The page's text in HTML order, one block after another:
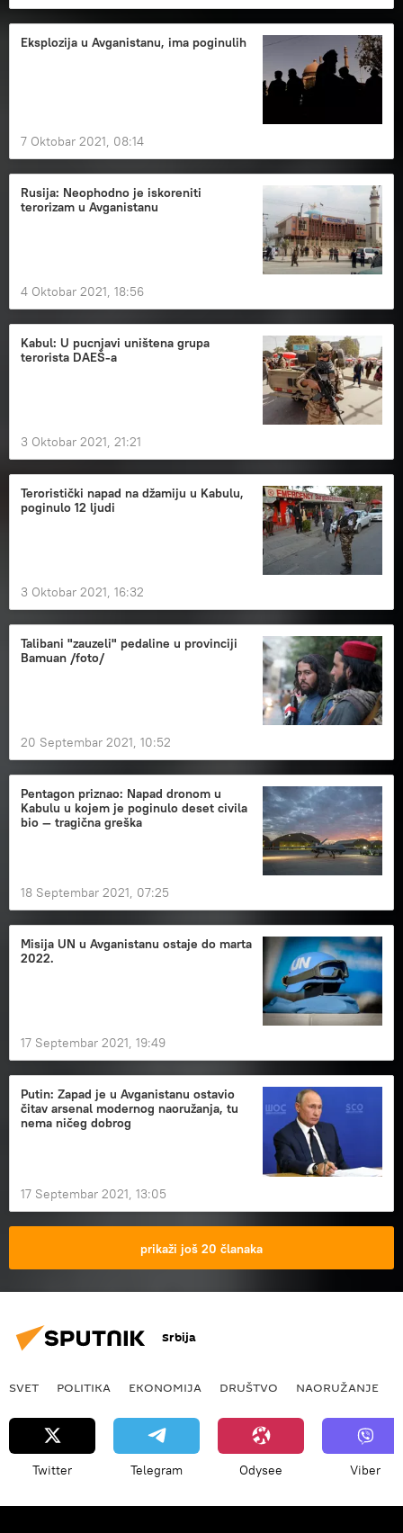
Eksplozija u Avganistanu, ima poginulih
7 Oktobar 2021, 08:14
Rusija: Neophodno je iskoreniti
terorizam u Avganistanu
4 Oktobar 2021, 18:56
Kabul: U pucnjavi uništena grupa
terorista DAEŠ-a
3 Oktobar 2021, 21:21
Teroristički napad na džamiju u Kabulu,
poginulo 12 ljudi
3 Oktobar 2021, 16:32
Talibani "zauzeli" pedaline u provinciji
Bamuan /foto/
20 Septembar 2021, 10:52
Pentagon priznao: Napad dronom u
Kabulu u kojem je poginulo deset civila
bio — tragična greška
18 Septembar 2021, 07:25
Misija UN u Avganistanu ostaje do marta
2022.
17 Septembar 2021, 19:49
Putin: Zapad je u Avganistanu ostavio
čitav arsenal modernog naoružanja, tu
nema ničeg dobrog
17 Septembar 2021, 13:05
prikaži još 20 članaka
Srbija
SVET POLITIKA EKONOMIJA DRUŠTVO NAORUŽANJE
Twitter Telegram Odysee Viber